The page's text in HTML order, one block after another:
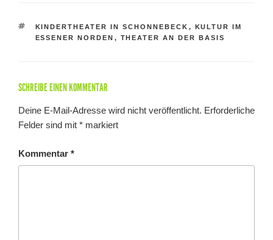
SCHLAGWÖRTER
KINDERTHEATER IN SCHONNEBECK , KULTUR IM
ESSENER NORDEN , THEATER AN DER BASIS
SCHREIBE EINEN KOMMENTAR
Deine E-Mail-Adresse wird nicht veröffentlicht. Erforderliche
Felder sind mit * markiert
Kommentar *